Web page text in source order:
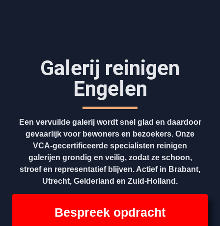
Galerij reinigen
Engelen
Een vervuilde galerij wordt snel glad en daardoor
gevaarlijk voor bewoners en bezoekers. Onze
VCA-gecertificeerde specialisten reinigen
galerijen grondig en veilig, zodat ze schoon,
stroef en representatief blijven. Actief in Brabant,
Utrecht, Gelderland en Zuid-Holland.
Bespreek opdracht